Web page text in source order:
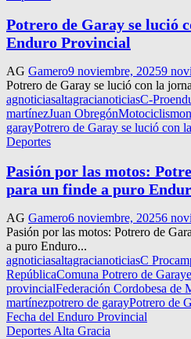
Potrero de Garay se lució
Enduro Provincial
AG Gamero9 noviembre, 20259
Potrero de Garay se lució con la
agnoticiasaltagracianoticiasC-Pro
martínezJuan ObregónMotociclismo
garayPotrero de Garay se lució con
Deportes
Pasión por las motos:
para un finde a puro
AG Gamero6 noviembre, 20256
Pasión por las motos: Potrero de
a puro Enduro...
agnoticiasaltagracianoticiasC Pro
RepúblicaComuna Potrero de Garay
provincialFederación Cordobesa de
martínezpotrero de garayPotrero de
Fecha del Enduro Provincial
Deportes Alta Gracia